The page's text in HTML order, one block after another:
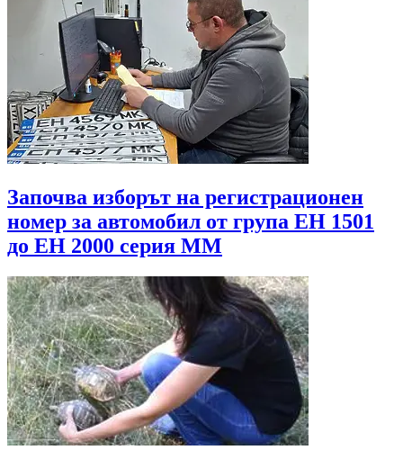
Започва изборът на регистрационен
номер за автомобил от група ЕН 1501
до EH 2000 серия MМ